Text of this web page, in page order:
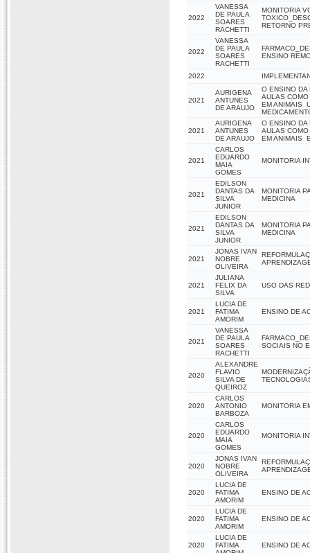
2022
VANESSA
DE PAULA
SOARES
RACHETTI
MONITORIA
RETORNO
2022
VANESSA
DE PAULA
SOARES
RACHETTI
ENSINO
2022
2021
AURIGENA
ANTUNES
DE ARAUJO
O ENSINO DA
AULAS
EM ANIMAIS 
2021
AURIGENA
ANTUNES
DE ARAUJO
O ENSINO DA
AULAS
EM ANIMAIS 
2021
CARLOS
EDUARDO
MAIA
GOMES
MONITORIA
2021
EDILSON
DANTAS DA
SILVA
JUNIOR
MONITORIA
MEDICINA
2021
EDILSON
DANTAS DA
SILVA
JUNIOR
MONITORIA
MEDICINA
2021
JONAS IVAN
NOBRE
OLIVEIRA
2021
JULIANA
FELIX DA
SILVA
USO DAS
2021
LUCIA DE
FATIMA
AMORIM
ENSINO DE
2021
VANESSA
DE PAULA
SOARES
RACHETTI
SOCIAIS NO
2020
ALEXANDRE
FLAVIO
SILVA DE
QUEIROZ
2020
CARLOS
ANTONIO
BARBOZA
MONITORIA
2020
CARLOS
EDUARDO
MAIA
GOMES
MONITORIA
2020
JONAS IVAN
NOBRE
OLIVEIRA
2020
LUCIA DE
FATIMA
AMORIM
ENSINO DE
2020
LUCIA DE
FATIMA
AMORIM
ENSINO DE
2020
LUCIA DE
FATIMA
ENSINO DE